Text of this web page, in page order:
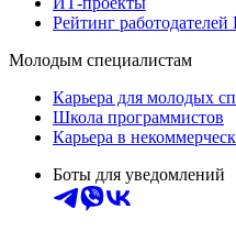
Рейтинг работодателей
Молодым специалистам
Карьера для молодых
Школа программистов
Карьера в
Боты для уведомлений